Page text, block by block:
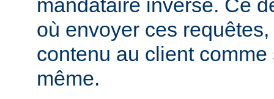
mandataire inverse. Ce
où envoyer ces
contenu au client
même.